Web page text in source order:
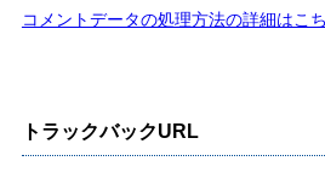
コメントデータの処理方法の詳細はこ
トラックバックURL